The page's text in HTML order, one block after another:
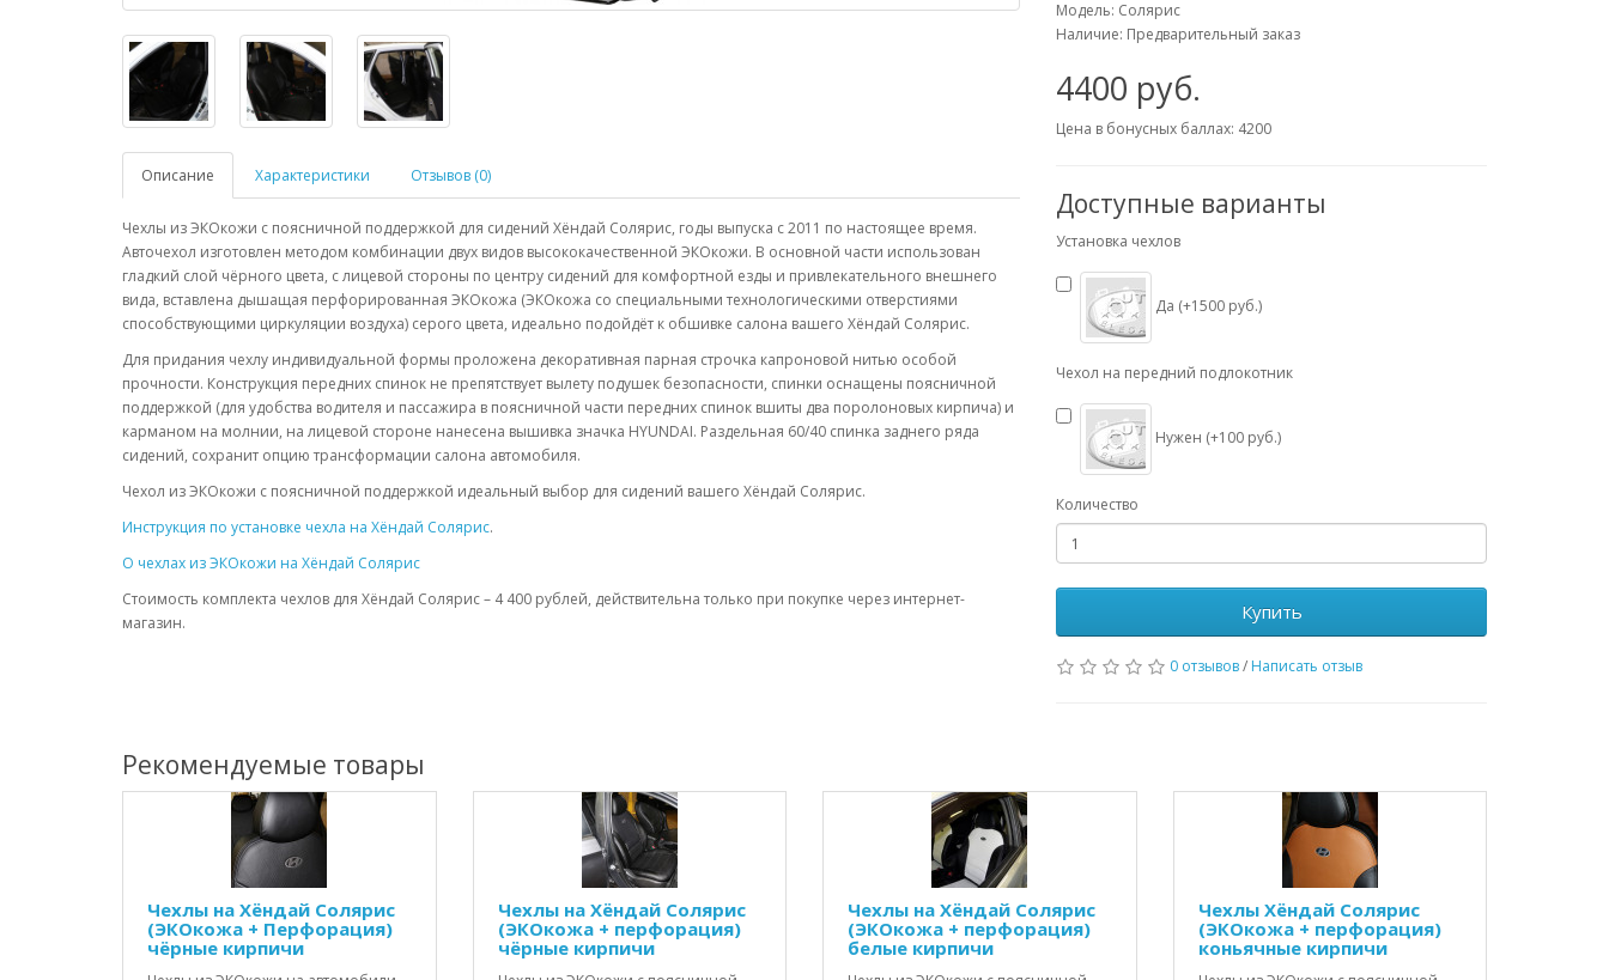
Описание Характеристики Отзывов (0)
Чехлы из ЭКОкожи с поясничной поддержкой для сидений Хёндай Солярис, годы выпуска с 2011 по настоящее время.
Авточехол изготовлен методом комбинации двух видов высококачественной ЭКОкожи. В основной части использован
гладкий слой чёрного цвета, с лицевой стороны по центру сидений для комфортной езды и привлекательного внешнего
вида, вставлена дышащая перфорированная ЭКОкожа (ЭКОкожа со специальными технологическими отверстиями
способствующими циркуляции воздуха) серого цвета, идеально подойдёт к обшивке салона вашего Хёндай Солярис.
Для придания чехлу индивидуальной формы проложена декоративная парная строчка капроновой нитью особой
прочности. Конструкция передних спинок не препятствует вылету подушек безопасности, спинки оснащены поясничной
поддержкой (для удобства водителя и пассажира в поясничной части передних спинок вшиты два поролоновых кирпича) и
карманом на молнии, на лицевой стороне нанесена вышивка значка HYUNDAI. Раздельная 60/40 спинка заднего ряда
сидений, сохранит опцию трансформации салона автомобиля.
Чехол из ЭКОкожи с поясничной поддержкой идеальный выбор для сидений вашего Хёндай Солярис.
Инструкция по установке чехла на Хёндай Солярис.
О чехлах из ЭКОкожи на Хёндай Солярис
Стоимость комплекта чехлов для Хёндай Солярис – 4 400 рублей, действительна только при покупке через интернет-
магазин.
Модель: Солярис
Наличие: Предварительный заказ
4400 руб.
Цена в бонусных баллах: 4200
Доступные варианты
Установка чехлов
Да (+1500 руб.)
Чехол на передний подлокотник
Нужен (+100 руб.)
Количество
Купить
0 отзывов/ Написать отзыв
Рекомендуемые товары
Чехлы на Хёндай Солярис
(ЭКОкожа + Перфорация)
чёрные кирпичи
Чехлы на Хёндай Солярис
(ЭКОкожа + перфорация)
чёрные кирпичи
Чехлы на Хёндай Солярис
(ЭКОкожа + перфорация)
белые кирпичи
Чехлы Хёндай Солярис
(ЭКОкожа + перфорация)
коньячные кирпичи